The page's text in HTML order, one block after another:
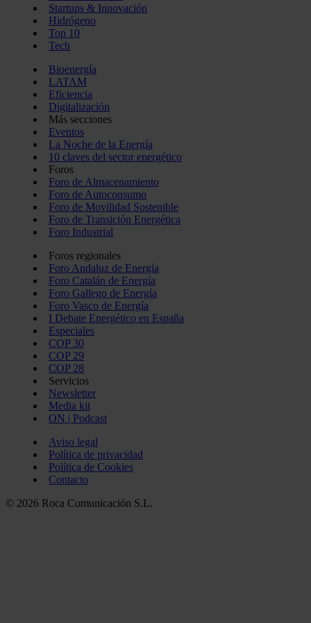
Startups & Innovación
Hidrógeno
Top 10
Tech
Bioenergía
LATAM
Eficiencia
Digitalización
Más secciones
Eventos
La Noche de la Energía
10 claves del sector energético
Foros
Foro de Almacenamiento
Foro de Autoconsumo
Foro de Movilidad Sostenible
Foro de Transición Energética
Foro Industrial
Foros regionales
Foro Andaluz de Energía
Foro Catalán de Energía
Foro Gallego de Energía
Foro Vasco de Energía
I Debate Energético en España
Especiales
COP 30
COP 29
COP 28
Servicios
Newsletter
Media kit
ON | Podcast
Aviso legal
Política de privacidad
Política de Cookies
Contacto
© 2026 Roca Comunicación S.L.